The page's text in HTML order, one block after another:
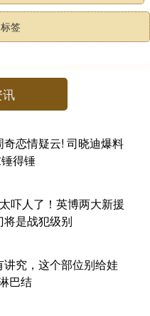
签
恋情疑云! 司晓迪爆料
得锤
吓人了！英博两大新援
是战犯级别
讲究，这个部位别给娃
巴结